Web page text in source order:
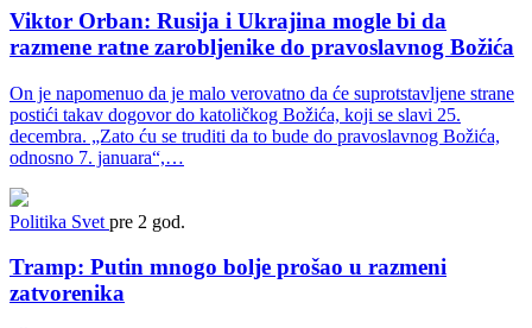
Viktor Orban: Rusija i Ukrajina mogle bi da
razmene ratne zarobljenike do pravoslavnog Božića
On je napomenuo da je malo verovatno da će suprotstavljene strane
postići takav dogovor do katoličkog Božića, koji se slavi 25.
decembra. „Zato ću se truditi da to bude do pravoslavnog Božića,
odnosno 7. januara“,…
Politika Svet pre 2 god.
Tramp: Putin mnogo bolje prošao u razmeni
zatvorenika